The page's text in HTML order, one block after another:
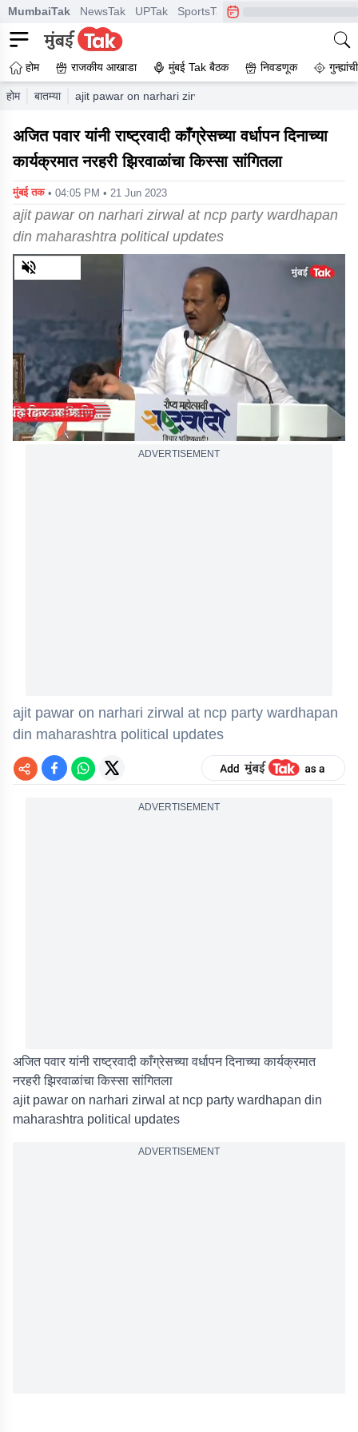
MumbaiTak NewsTak UPTak SportsTak CrimeTak
होम राजकीय आखाडा मुंबई Tak बैठक निवडणूक
होम बातम्या ajit pawar on narhari zirwal at ncp party wardhapan din
अजित पवार यांनी राष्ट्रवादी काँग्रेसच्या वर्धापन दिनाच्या
कार्यक्रमात नरहरी झिरवाळांचा किस्सा सांगितला
मुंबई तक • 04:05 PM • 21 Jun 2023
ajit pawar on narhari zirwal at ncp party wardhapan
din maharashtra political updates
0
of
seconds
ADVERTISEMENT
ajit pawar on narhari zirwal at ncp party wardhapan
din maharashtra political updates
ADVERTISEMENT
अजित पवार यांनी राष्ट्रवादी काँग्रेसच्या वर्धापन दिनाच्या कार्यक्रमात
नरहरी झिरवाळांचा किस्सा सांगितला
ajit pawar on narhari zirwal at ncp party wardhapan din
maharashtra political updates
ADVERTISEMENT